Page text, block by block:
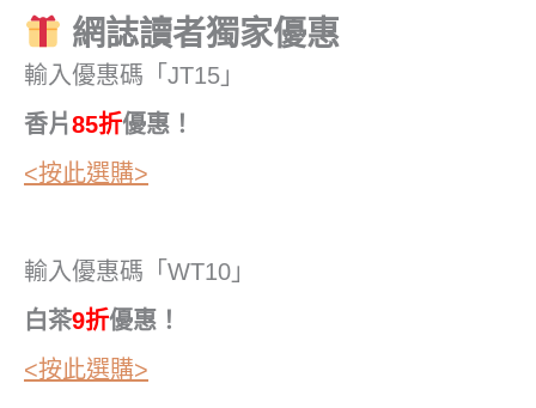
網誌讀者獨家優惠
輸入優惠碼「JT15」
香片85折優惠！
<按此選購>
輸入優惠碼「WT10」
白茶9折優惠！
<按此選購>